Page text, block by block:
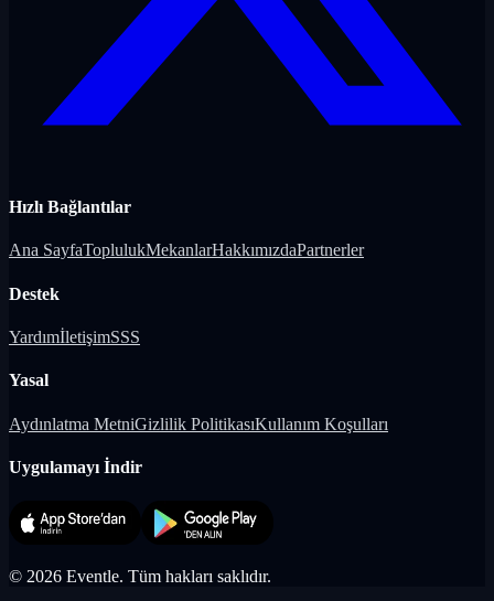
Hızlı Bağlantılar
Ana SayfaToplulukMekanlarHakkımızdaPartnerler
Destek
YardımİletişimSSS
Yasal
Aydınlatma MetniGizlilik PolitikasıKullanım Koşulları
Uygulamayı İndir
© 2026 Eventle. Tüm hakları saklıdır.